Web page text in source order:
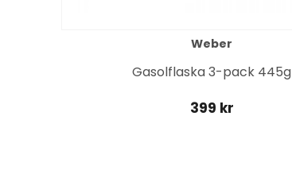
Weber
Gasolflaska 3-pack 445g
399 kr